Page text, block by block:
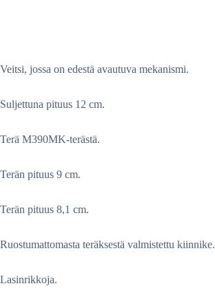
Veitsi, jossa on edestä avautuva mekanismi.
Suljettuna pituus 12 cm.
Terä M390MK-terästä.
Terän pituus 9 cm.
Terän pituus 8,1 cm.
Ruostumattomasta teräksestä valmistettu kiinnike.
Lasinrikkoja.